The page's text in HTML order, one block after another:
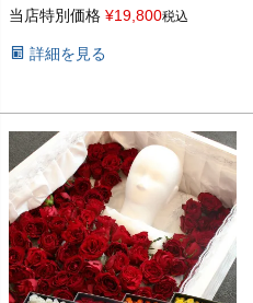
当店特別価格 ¥19,800税込
詳細を見る